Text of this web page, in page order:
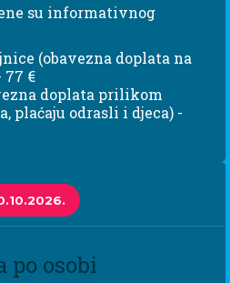
su informativnog
(obavezna doplata na
€
doplata prilikom
plaćaju odrasli i djeca) -
po osobi